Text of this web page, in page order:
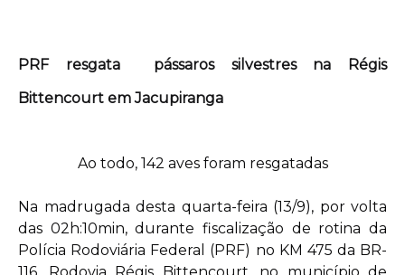
PRF resgata pássaros silvestres na Régis
Bittencourt em Jacupiranga
Ao todo, 142 aves foram resgatadas
Na madrugada desta quarta-feira (13/9), por volta
das 02h:10min, durante fiscalização de rotina da
Polícia Rodoviária Federal (PRF) no KM 475 da BR-